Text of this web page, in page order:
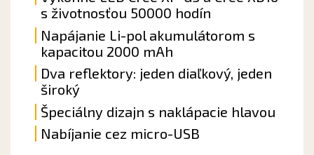
s životnosťou 50000 hodín
Napájanie Li-pol akumulátorom s
kapacitou 2000 mAh
Dva reflektory: jeden diaľkový, jeden
široký
Špeciálny dizajn s naklápacie hlavou
Nabíjanie cez micro-USB